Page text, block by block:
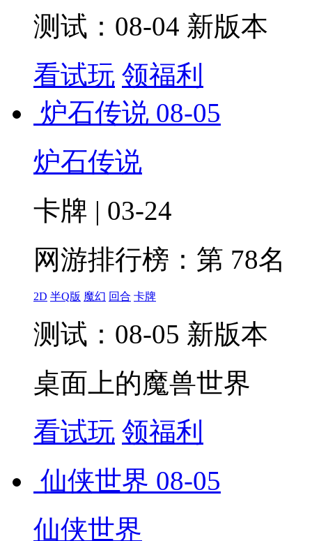
测试：08-04 新版本
看试玩 领福利
炉石传说 08-05
炉石传说
卡牌 | 03-24
网游排行榜： 第 78名
2D 半Q版 魔幻 回合 卡牌
测试：08-05 新版本
桌面上的魔兽世界
看试玩 领福利
仙侠世界 08-05
仙侠世界